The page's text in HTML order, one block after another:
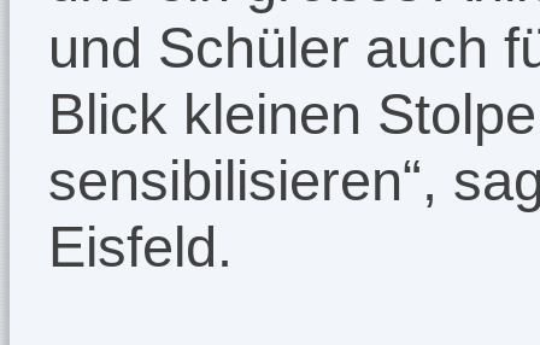
und Schüler auch
Blick kleinen
sensibilisieren“,
Eisfeld.